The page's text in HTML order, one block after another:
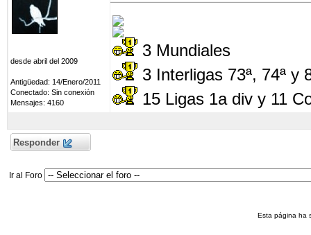
desde abril del 2009
Antigüedad: 14/Enero/2011
Conectado: Sin conexión
Mensajes: 4160
3 Mundiales
3 Interligas 73ª, 74ª y
15 Ligas 1a div y 11
Responder
Ir al Foro
Esta página ha